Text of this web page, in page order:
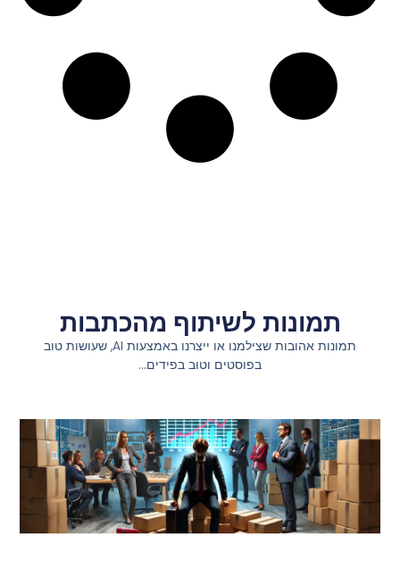
תמונות לשיתוף מהכתבות
תמונות אהובות שצילמנו או ייצרנו באמצעות AI, שעושות טוב
בפוסטים וטוב בפידים…